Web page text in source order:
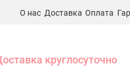
О нас Доставка Оплата
круглосуточно